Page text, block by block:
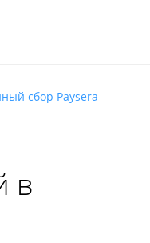
сбор Paysera
в